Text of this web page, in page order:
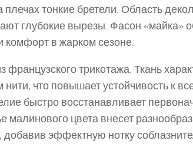
плечах тонкие бретели. Область
глубокие вырезы. Фасон «майка»
комфорт в жарком сезоне.
французского трикотажа. Ткань
что повышает устойчивость к
быстро восстанавливает
малинового цвета внесет
эффектную нотку